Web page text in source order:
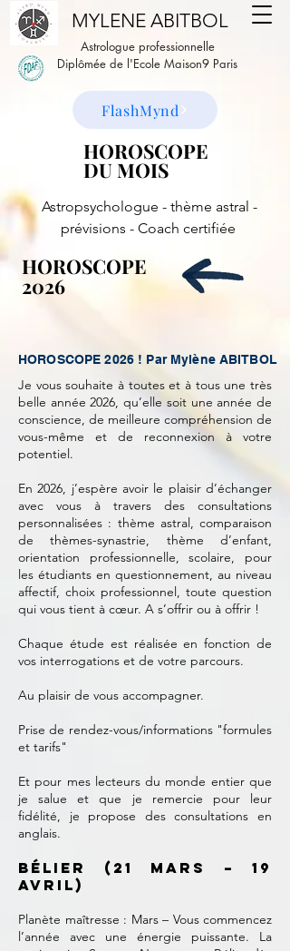
MYLENE ABITBOL
Astrologue professionnelle
Diplômée de l'Ecole Maison9 Paris
FlashMynd
HOROSCOPE
DU MOIS
HOROSCOPE
DU MOIS
Astropsychologue - thème astral -
prévisions - Coach certifiée
HOROSCOPE
2026
HOROSCOPE
2026
HOROSCOPE 2026 ! Par Mylène ABITBOL
Je vous souhaite à toutes et à tous une très
belle année 2026, qu’elle soit une année de
conscience, de meilleure compréhension de
vous-même et de reconnexion à votre
potentiel.
En 2026, j’espère avoir le plaisir d’échanger
avec vous à travers des consultations
personnalisées : thème astral, comparaison
de thèmes-synastrie, thème d’enfant,
orientation professionnelle, scolaire, pour
les étudiants en questionnement, au niveau
affectif, choix professionnel, toute question
qui vous tient à cœur. A s’offrir ou à offrir !
Chaque étude est réalisée en fonction de
vos interrogations et de votre parcours.
Au plaisir de vous accompagner.
Prise de rendez-vous/informations "formules
et tarifs"
Et pour mes lecteurs du monde entier que
je salue et que je remercie pour leur
fidélité, je propose des consultations en
anglais.
Bélier (21 mars – 19
avril)
Planète maîtresse : Mars – Vous commencez
l’année avec une énergie puissante. La